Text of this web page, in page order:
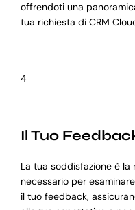
offrendoti una
tua richiesta di CRM
4
Il Tuo
La tua soddisfazione è
necessario per
il tuo feedback,